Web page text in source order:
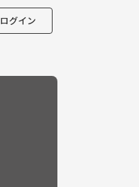
ログイン